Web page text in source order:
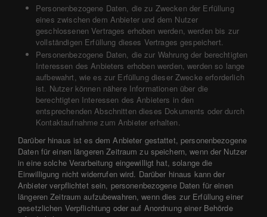
Personenbezogene Daten, die zu Zwecken der Erfüllung
eines zwischen dem Anbieter und dem Nutzer
geschlossenen Vertrages erhoben werden, werden bis zur
vollständigen Erfüllung dieses Vertrages gespeichert.
Personenbezogene Daten, die zur Wahrung der berechtigten
Interessen des Anbieters erhoben werden, werden so lange
aufbewahrt, wie es zur Erfüllung dieser Zwecke erforderlich
ist. Nutzer können nähere Informationen über die
berechtigten Interessen des Anbieters in den
entsprechenden Abschnitten dieses Dokuments oder durch
Kontaktaufnahme zum Anbieter erhalten.
Darüber hinaus ist es dem Anbieter gestattet, personenbezogene
Daten für einen längeren Zeitraum zu speichern, wenn der Nutzer
in eine solche Verarbeitung eingewilligt hat, solange die
Einwilligung nicht widerrufen wird. Darüber hinaus kann der
Anbieter verpflichtet sein, personenbezogene Daten für einen
längeren Zeitraum aufzubewahren, wenn dies zur Erfüllung einer
gesetzlichen Verpflichtung oder auf Anordnung einer Behörde